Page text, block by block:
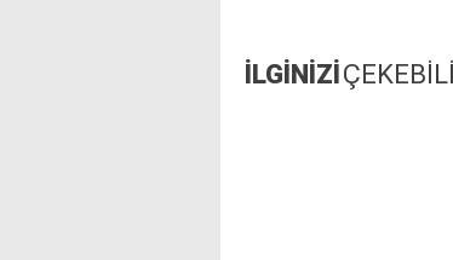
İLGİNİZİ